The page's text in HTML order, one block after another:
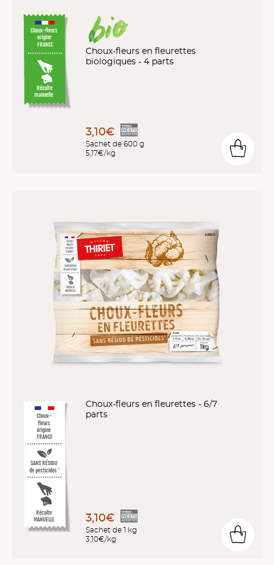
Choux-fleurs
origine
FRANCE
Récolte
manuelle
Choux-fleurs en fleurettes
biologiques - 4 parts
3,10€
Sachet de 600 g
5,17€/kg
Choux-
fleurs
origine
FRANCE
SANS RÉSIDU
de pesticides *
Récolte
MANUELLE
Choux-fleurs en fleurettes - 6/7
parts
3,10€
Sachet de 1 kg
3,10€/kg